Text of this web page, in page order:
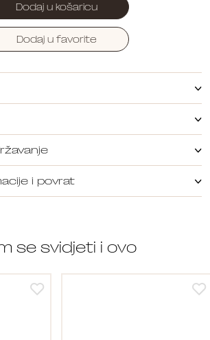
Dodaj u košaricu
Dodaj u favorite
i povrat
se svidjeti i ovo